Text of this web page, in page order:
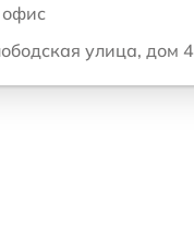
улица, дом 4